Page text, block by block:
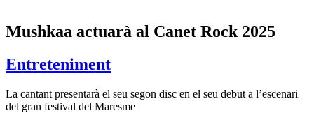
Mushkaa actuarà al Canet Rock 2025
Entreteniment
La cantant presentarà el seu segon disc en el seu debut a l’escenari
del gran festival del Maresme